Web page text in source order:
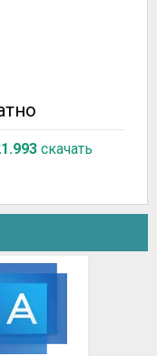
скачать